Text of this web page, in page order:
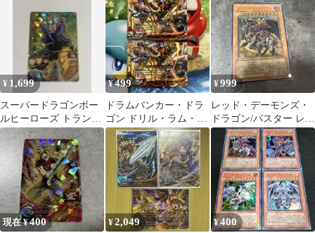
PUR5
¥ 1,699
スーパードラゴンボー
ルヒーローズ トランク
ス青年期 H8-06
¥499
ドラムバンカー・ドラ
ゴン ドリル・ラム・バ
スターブレイク 超ガチ
レア 2枚
¥999
レッド・デーモンズ・
ドラゴン/バスター レリ
ーフ CRMS-JP004
現在 ¥400 ¥2,049 ¥400